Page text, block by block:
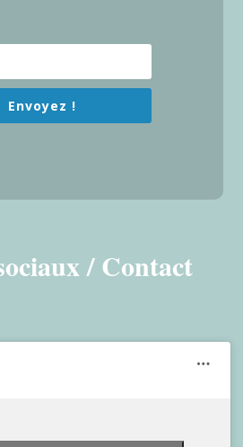
Envoyez !
/ Contact